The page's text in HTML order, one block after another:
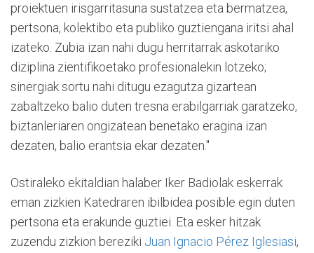
proiektuen irisgarritasuna sustatzea eta bermatzea,
pertsona, kolektibo eta publiko guztiengana iritsi ahal
izateko. Zubia izan nahi dugu herritarrak askotariko
diziplina zientifikoetako profesionalekin lotzeko;
sinergiak sortu nahi ditugu ezagutza gizartean
zabaltzeko balio duten tresna erabilgarriak garatzeko,
biztanleriaren ongizatean benetako eragina izan
dezaten, balio erantsia ekar dezaten."
Ostiraleko ekitaldian halaber Iker Badiolak eskerrak
eman zizkien Katedraren ibilbidea posible egin duten
pertsona eta erakunde guztiei. Eta esker hitzak
zuzendu zizkion bereziki Juan Ignacio Pérez Iglesiasi,